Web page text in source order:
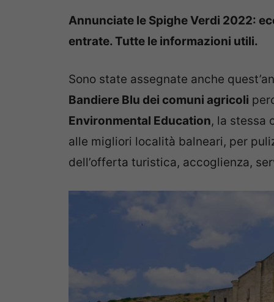
Annunciate le Spighe Verdi 2022:
entrate. Tutte le informazioni utili.
Sono state assegnate anche
Bandiere Blu dei comuni agricoli
Environmental Education, la stessa
alle migliori località balneari, per
dell’offerta turistica, accoglienza,